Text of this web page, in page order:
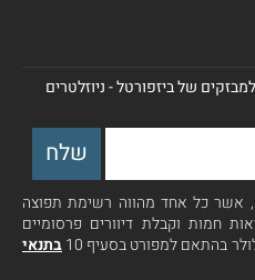
של ביזפורטל - ניוזלטרים
אשר כל אחד מהווה רשימת תפוצה
חמות וקבלת דיוורים פרסומיים
בהתאם למפורט בסעיף 10
בתנאי